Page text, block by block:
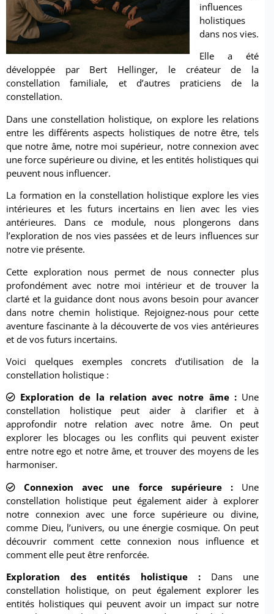
influences
holistiques
dans nos vies.
Elle a été
développée par Bert Hellinger, le créateur de la
constellation familiale, et d’autres praticiens de la
constellation.
Dans une constellation holistique, on explore les relations
entre les différents aspects holistiques de notre être, tels
que notre âme, notre moi supérieur, notre connexion avec
une force supérieure ou divine, et les entités holistiques qui
peuvent nous influencer.
La formation en la constellation holistique explore les vies
intérieures et les futurs incertains en lien avec les vies
antérieures. Dans ce module, nous plongerons dans
l’exploration de nos vies passées et de leurs influences sur
notre vie présente.
Cette exploration nous permet de nous connecter plus
profondément avec notre moi intérieur et de trouver la
clarté et la guidance dont nous avons besoin pour avancer
dans notre chemin holistique. Rejoignez-nous pour cette
aventure fascinante à la découverte de vos vies antérieures
et de vos futurs incertains.
Voici quelques exemples concrets d’utilisation de la
constellation holistique :
Exploration de la relation avec notre âme :Une
constellation holistique peut aider à clarifier et à
approfondir notre relation avec notre âme. On peut
explorer les blocages ou les conflits qui peuvent exister
entre notre ego et notre âme, et trouver des moyens de les
harmoniser.
Connexion avec une force supérieure :Une
constellation holistique peut également aider à explorer
notre connexion avec une force supérieure ou divine,
comme Dieu, l’univers, ou une énergie cosmique. On peut
découvrir comment cette connexion nous influence et
comment elle peut être renforcée.
Exploration des entités holistique :Dans une
constellation holistique, on peut également explorer les
entités holistiques qui peuvent avoir un impact sur notre